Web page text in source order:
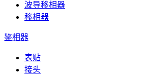
波导移相器
移相器
鉴相器
表贴
接头